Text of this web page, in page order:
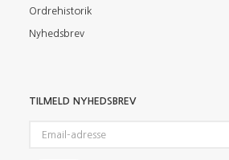
Ordrehistorik
Nyhedsbrev
TILMELD NYHEDSBREV
adresse